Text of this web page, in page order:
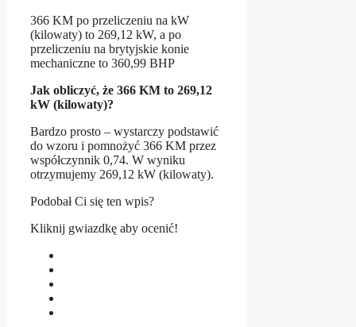
366 KM po przeliczeniu na kW
(kilowaty) to 269,12 kW, a po
przeliczeniu na brytyjskie konie
mechaniczne to 360,99 BHP
Jak obliczyć, że 366 KM to 269,12
kW (kilowaty)?
Bardzo prosto – wystarczy podstawić
do wzoru i pomnożyć 366 KM przez
współczynnik 0,74. W wyniku
otrzymujemy 269,12 kW (kilowaty).
Podobał Ci się ten wpis?
Kliknij gwiazdkę aby ocenić!